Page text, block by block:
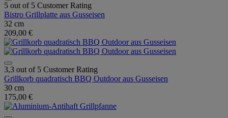
5 out of 5 Customer Rating
Bistro Grillplatte aus Gusseisen
32 cm
209,00 €
3,3 out of 5 Customer Rating
Grillkorb quadratisch BBQ Outdoor aus Gusseisen
30 cm
175,00 €